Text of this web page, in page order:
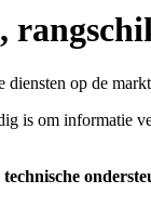
diensten op de
is om informatie